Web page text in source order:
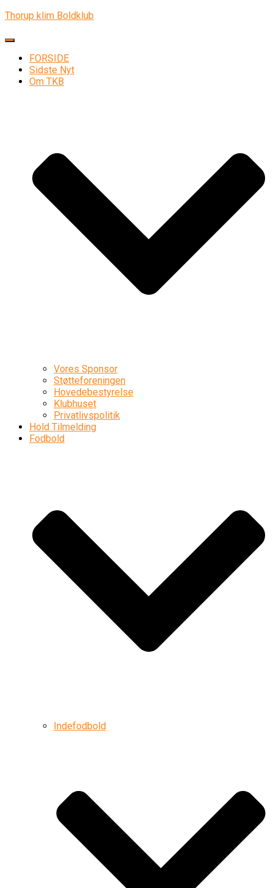
Thorup klim Boldklub
Skift navigation
FORSIDE
Sidste Nyt
Om TKB
Vores Sponsor
Støtteforeningen
Hovedebestyrelse
Klubhuset
Privatlivspolitik
Hold Tilmelding
Fodbold
Indefodbold